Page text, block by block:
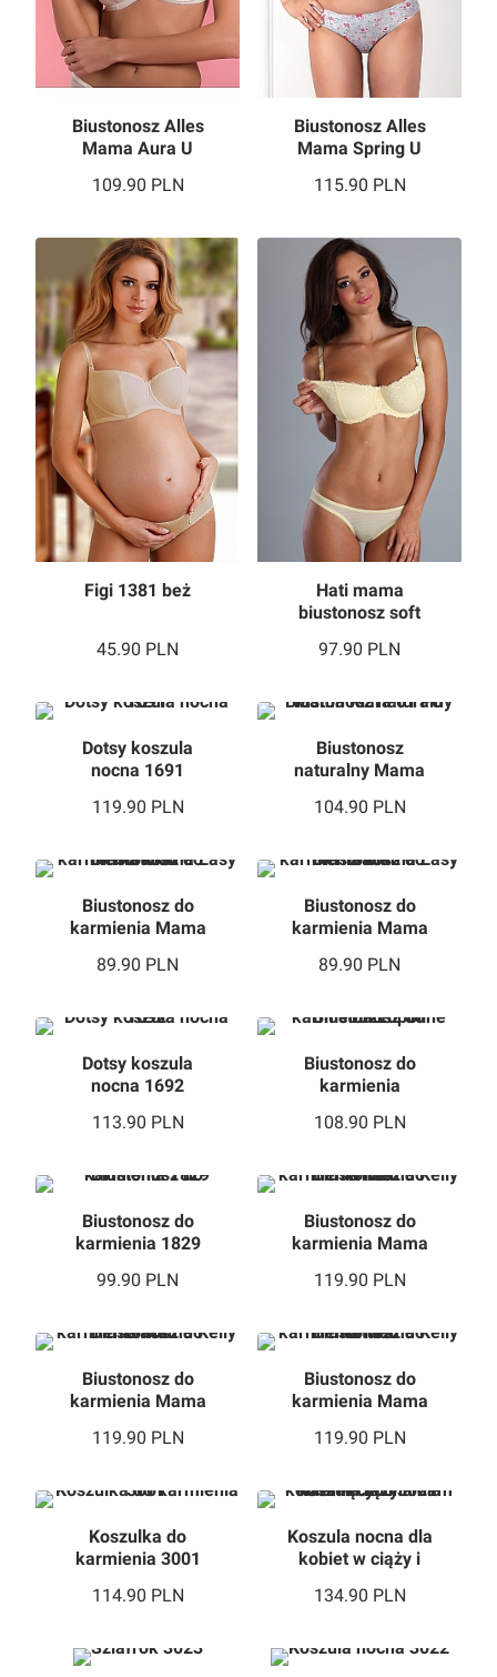
Biustonosz Alles
Mama Aura U
109.90 PLN
Biustonosz Alles
Mama Spring U
115.90 PLN
Figi 1381 beż
45.90 PLN
Hati mama
biustonosz soft
97.90 PLN
Dotsy koszula
nocna 1691
119.90 PLN
Biustonosz
naturalny Mama
104.90 PLN
Biustonosz do
karmienia Mama
89.90 PLN
Biustonosz do
karmienia Mama
89.90 PLN
Dotsy koszula
nocna 1692
113.90 PLN
Biustonosz do
karmienia
108.90 PLN
Biustonosz do
karmienia 1829
99.90 PLN
Biustonosz do
karmienia Mama
119.90 PLN
Biustonosz do
karmienia Mama
119.90 PLN
Biustonosz do
karmienia Mama
119.90 PLN
Koszulka do
karmienia 3001
114.90 PLN
Koszula nocna dla
kobiet w ciąży i
3021
134.90 PLN